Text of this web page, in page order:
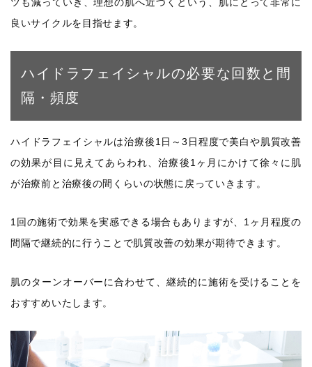
良いサイクルを目指せます。
ハイドラフェイシャルの必要な回数と間
隔・頻度
ハイドラフェイシャルは治療後1日～3日程度で美白や肌質改善
の効果が目に見えてあらわれ、治療後1ヶ月にかけて徐々に肌
が治療前と治療後の間くらいの状態に戻っていきます。
1回の施術で効果を実感できる場合もありますが、1ヶ月程度の
間隔で継続的に行うことで肌質改善の効果が期待できます。
肌のターンオーバーに合わせて、継続的に施術を受けることを
おすすめいたします。